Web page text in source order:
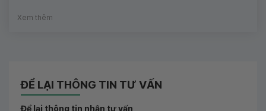
Xem thêm
ĐỂ LẠI THÔNG TIN TƯ VẤN
Để lại thông tin nhận tư vấn